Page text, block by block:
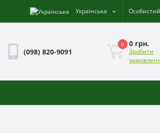
Українська
(098) 820-9091
0 0 грн.
Зробити